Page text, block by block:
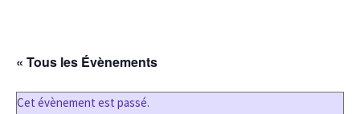
« Tous les Évènements
Cet évènement est passé.